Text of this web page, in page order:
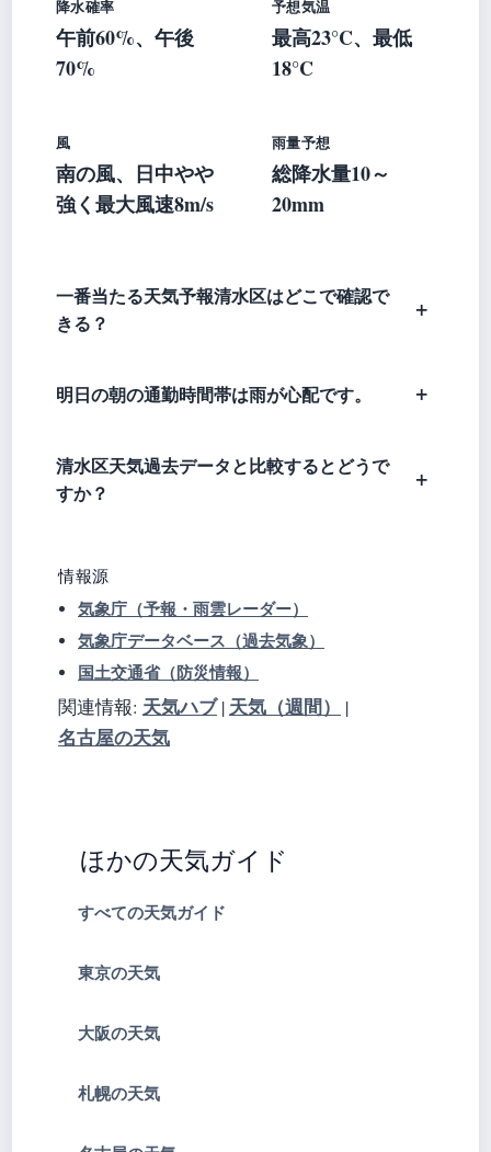
降水確率
午前60%、午後
70%
予想気温
最高23°C、最低
18°C
風
南の風、日中やや
強く最大風速8m/s
雨量予想
総降水量10～
20mm
一番当たる天気予報清水区はどこで確認で
きる？
明日の朝の通勤時間帯は雨が心配です。
清水区天気過去データと比較するとどうで
すか？
情報源
気象庁（予報・雨雲レーダー）
気象庁データベース（過去気象）
国土交通省（防災情報）
関連情報: 天気ハブ| 天気（週間） |
名古屋の天気
ほかの天気ガイド
すべての天気ガイド
東京の天気
大阪の天気
札幌の天気